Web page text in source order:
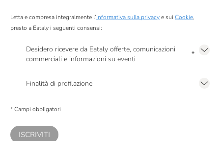
Letta e compresa integralmente l’Informativa sulla privacye sui Cookie,
presto a Eataly i seguenti consensi:
Desidero ricevere da Eataly offerte, comunicazioni
commerciali e informazioni su eventi
*
Finalità di profilazione
comunicazioni commerciali personalizzate, in caso di consenso prestato ai
* Campi obbligatori
ISCRIVITI